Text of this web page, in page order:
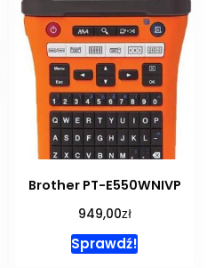
Brother PT-E550WNIVP
949,00zł
Sprawdź!